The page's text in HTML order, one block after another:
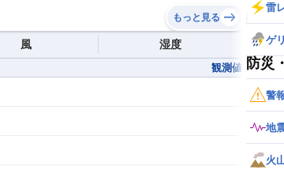
もっと見る
風 湿度
観測値
雷
ゲ
防災
警
地
火